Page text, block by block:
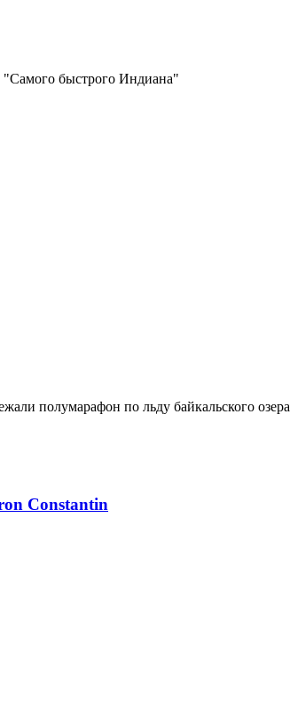
быстрого Индиана"
полумарафон по льду байкальского озера
Constantin